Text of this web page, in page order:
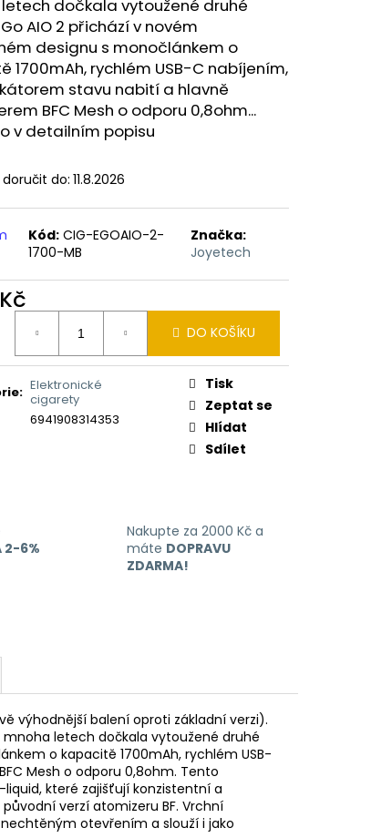
dočkala vytoužené druhé
AIO 2 přichází v novém
designu s monočlánkem o
1700mAh, rychlém USB-C nabíjením,
stavu nabití a hlavně
BFC Mesh o odporu 0,8ohm...
v detailním popisu
do: 11.8.2026
Kód: CIG-EGOAIO-2-
1700-MB
Značka:
Joyetech
DO KOŠÍKU
: Elektronické
cigarety
6941908314353
Tisk
Zeptat se
Hlídat
Sdílet
2-6%
Nakupte za 2000 Kč a
máte DOPRAVU
ZDARMA!
výhodnější balení oproti základní verzi).
letech dočkala vytoužené druhé
o kapacitě 1700mAh, rychlém USB-
Mesh o odporu 0,8ohm. Tento
které zajišťují konzistentní a
verzí atomizeru BF. Vrchní
otevřením a slouží i jako
BLEND 10ML-
TABÁK)